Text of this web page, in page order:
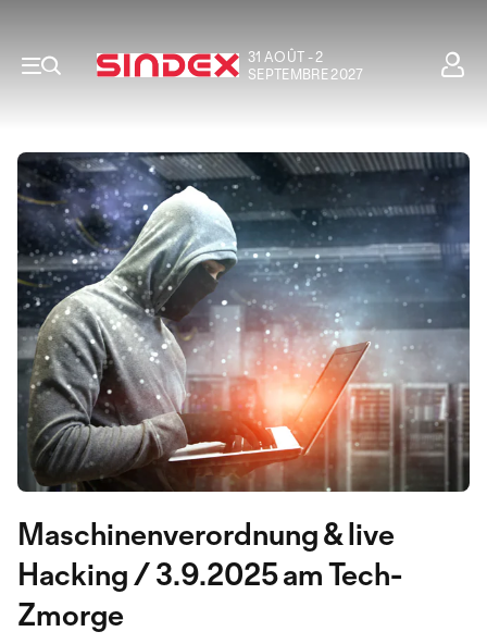
31 AOÛT - 2
SEPTEMBRE 2027
Maschinenverordnung & live
Hacking / 3.9.2025 am Tech-
Zmorge